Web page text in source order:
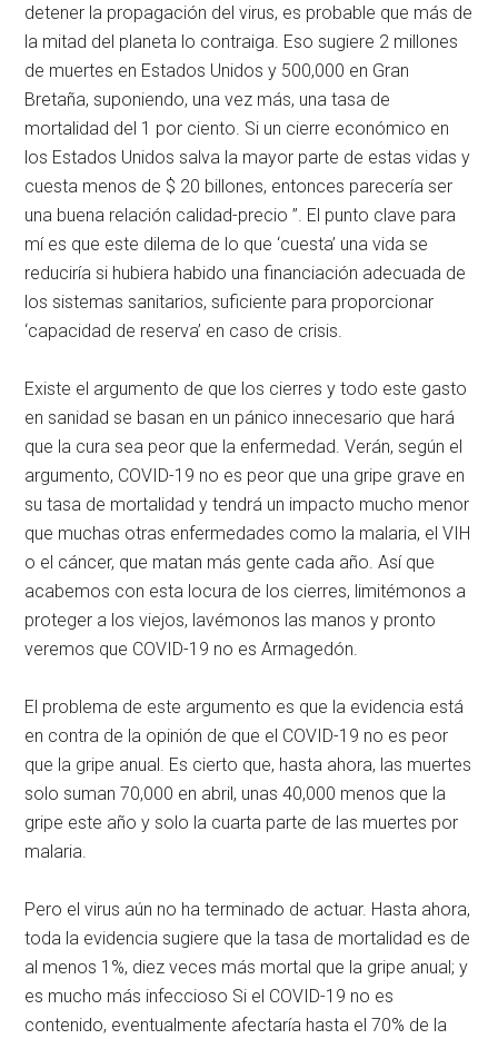
detener la propagación del virus, es probable que más de
la mitad del planeta lo contraiga. Eso sugiere 2 millones
de muertes en Estados Unidos y 500,000 en Gran
Bretaña, suponiendo, una vez más, una tasa de
mortalidad del 1 por ciento. Si un cierre económico en
los Estados Unidos salva la mayor parte de estas vidas y
cuesta menos de $ 20 billones, entonces parecería ser
una buena relación calidad-precio ”. El punto clave para
mí es que este dilema de lo que ‘cuesta’ una vida se
reduciría si hubiera habido una financiación adecuada de
los sistemas sanitarios, suficiente para proporcionar
‘capacidad de reserva’ en caso de crisis.
Existe el argumento de que los cierres y todo este gasto
en sanidad se basan en un pánico innecesario que hará
que la cura sea peor que la enfermedad. Verán, según el
argumento, COVID-19 no es peor que una gripe grave en
su tasa de mortalidad y tendrá un impacto mucho menor
que muchas otras enfermedades como la malaria, el VIH
o el cáncer, que matan más gente cada año. Así que
acabemos con esta locura de los cierres, limitémonos a
proteger a los viejos, lavémonos las manos y pronto
veremos que COVID-19 no es Armagedón.
El problema de este argumento es que la evidencia está
en contra de la opinión de que el COVID-19 no es peor
que la gripe anual. Es cierto que, hasta ahora, las muertes
solo suman 70,000 en abril, unas 40,000 menos que la
gripe este año y solo la cuarta parte de las muertes por
malaria.
Pero el virus aún no ha terminado de actuar. Hasta ahora,
toda la evidencia sugiere que la tasa de mortalidad es de
al menos 1%, diez veces más mortal que la gripe anual; y
es mucho más infeccioso Si el COVID-19 no es
contenido, eventualmente afectaría hasta el 70% de la